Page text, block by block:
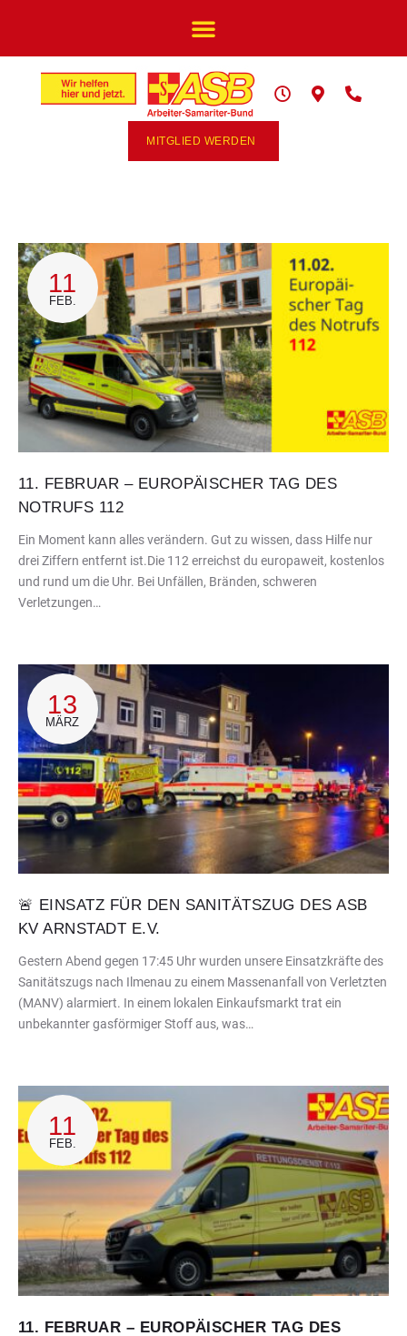
MITGLIED WERDEN
11
FEB.
11. FEBRUAR – EUROPÄISCHER TAG DES
NOTRUFS 112
Ein Moment kann alles verändern. Gut zu wissen, dass Hilfe nur
drei Ziffern entfernt ist.Die 112 erreichst du europaweit, kostenlos
und rund um die Uhr. Bei Unfällen, Bränden, schweren
Verletzungen…
13
MÄRZ
🚨 EINSATZ FÜR DEN SANITÄTSZUG DES ASB
KV ARNSTADT E.V.
Gestern Abend gegen 17:45 Uhr wurden unsere Einsatzkräfte des
Sanitätszugs nach Ilmenau zu einem Massenanfall von Verletzten
(MANV) alarmiert. In einem lokalen Einkaufsmarkt trat ein
unbekannter gasförmiger Stoff aus, was…
11
FEB.
11. FEBRUAR – EUROPÄISCHER TAG DES